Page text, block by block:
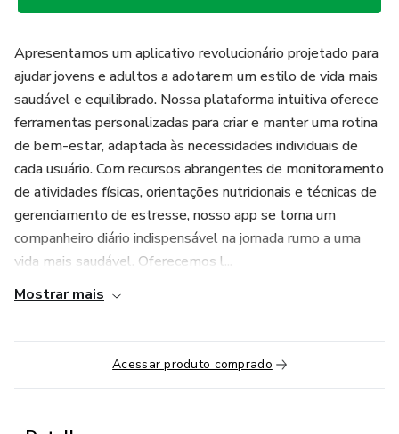
Apresentamos um aplicativo revolucionário projetado para
ajudar jovens e adultos a adotarem um estilo de vida mais
saudável e equilibrado. Nossa plataforma intuitiva oferece
ferramentas personalizadas para criar e manter uma rotina
de bem-estar, adaptada às necessidades individuais de
cada usuário. Com recursos abrangentes de monitoramento
de atividades físicas, orientações nutricionais e técnicas de
gerenciamento de estresse, nosso app se torna um
companheiro diário indispensável na jornada rumo a uma
vida mais saudável. Oferecemos l...
Mostrar mais
Acessar produto comprado